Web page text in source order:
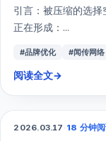
引言：被压缩的选
正在形成：...
#品牌优化 #闻传网络
阅读全文→
GEO
2026.03.17 ·18 分钟